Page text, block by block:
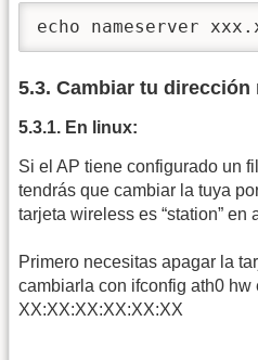
echo nameserver
5.3. Cambiar tu dirección
5.3.1. En linux:
Si el AP tiene configurado un
tendrás que cambiar la tuya
tarjeta wireless es “station” en
Primero necesitas apagar la
cambiarla con ifconfig ath0 hw
XX:XX:XX:XX:XX:XX